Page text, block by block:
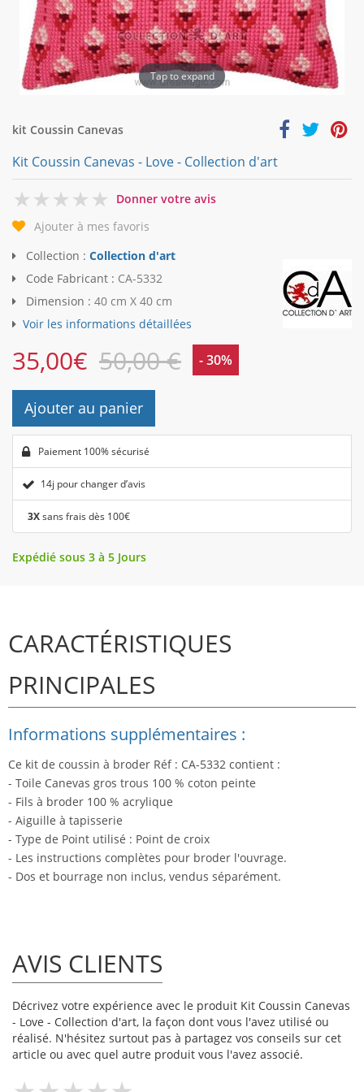
Tap to expand
kit Coussin Canevas
Kit Coussin Canevas - Love - Collection d'art
0
Donner votre avis
Ajouter à mes favoris
Collection : Collection d'art
Code Fabricant : CA-5332
Dimension : 40 cm X 40 cm
Voir les informations détaillées
35,00€ 50,00 € - 30%
Ajouter au panier
Paiement 100% sécurisé
14j pour changer d’avis
3Xsans frais dès 100€
Expédié sous 3 à 5 Jours
CARACTÉRISTIQUES
PRINCIPALES
Informations supplémentaires :
Ce kit de coussin à broder Réf : CA-5332 contient :
- Toile Canevas gros trous 100 % coton peinte
- Fils à broder 100 % acrylique
- Aiguille à tapisserie
- Type de Point utilisé : Point de croix
- Les instructions complètes pour broder l'ouvrage.
- Dos et bourrage non inclus, vendus séparément.
AVIS CLIENTS
Décrivez votre expérience avec le produit Kit Coussin Canevas
- Love - Collection d'art, la façon dont vous l'avez utilisé ou
réalisé. N'hésitez surtout pas à partagez vos conseils sur cet
article ou avec quel autre produit vous l'avez associé.